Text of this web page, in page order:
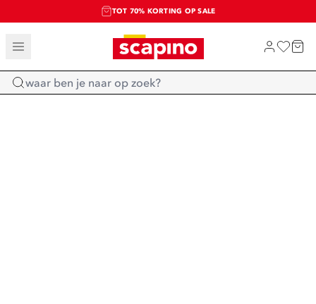
TOT 70% KORTING OP SALE
SALE: LAATSTE KANS!
SHOP NIEUW
Home